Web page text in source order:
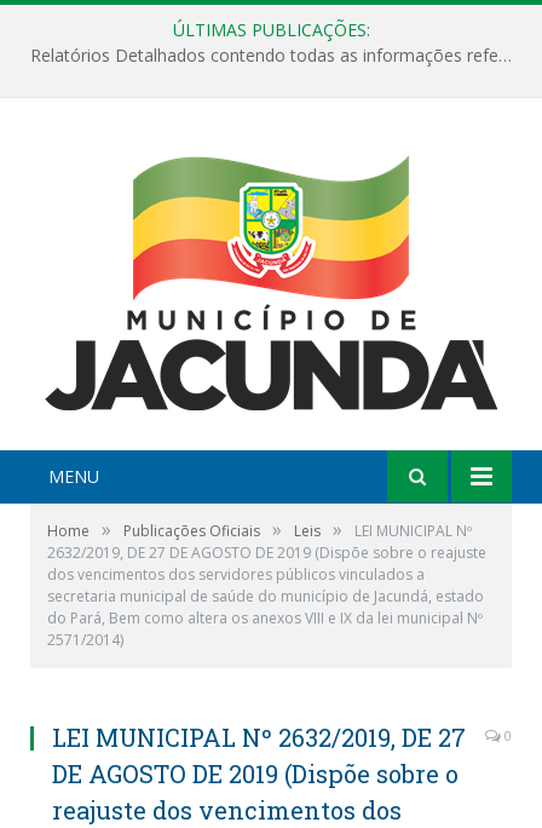
ÚLTIMAS PUBLICAÇÕES:
Relatórios Detalhados contendo todas as informações referentes a execução de recursos destinados ao fomento de projetos culturais no Município de Jacundá entre os anos de 2022 ao presente ano de 2026.
MENU
Home » Publicações Oficiais » Leis »
LEI MUNICIPAL Nº
2632/2019, DE 27 DE AGOSTO DE 2019 (Dispõe sobre o reajuste
dos vencimentos dos servidores públicos vinculados a
secretaria municipal de saúde do município de Jacundá, estado
do Pará, Bem como altera os anexos VIII e IX da lei municipal Nº
2571/2014)
LEI MUNICIPAL Nº 2632/2019, DE 27
DE AGOSTO DE 2019 (Dispõe sobre o
reajuste dos vencimentos dos
0